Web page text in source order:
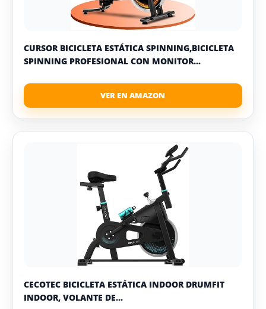
CURSOR BICICLETA ESTÁTICA SPINNING,BICICLETA
SPINNING PROFESIONAL CON MONITOR...
CECOTEC BICICLETA ESTÁTICA INDOOR DRUMFIT
INDOOR, VOLANTE DE...